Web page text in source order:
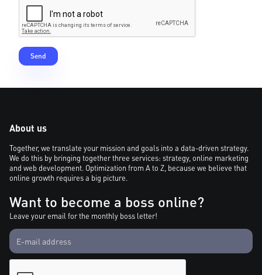
About us
Together, we translate your mission and goals into a data-driven strategy.
We do this by bringing together three services: strategy, online marketing
and web development. Optimization from A to Z, because we believe that
online growth requires a big picture.
Want to become a boss online?
Leave your email for the monthly boss letter!